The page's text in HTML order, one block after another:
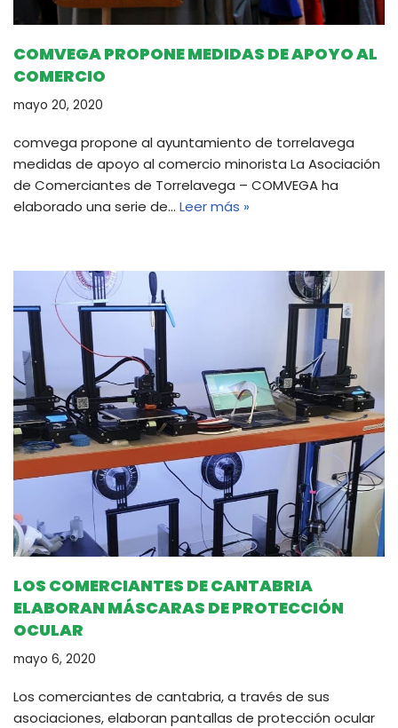
COMVEGA PROPONE MEDIDAS DE APOYO AL
COMERCIO
mayo 20, 2020
comvega propone al ayuntamiento de torrelavega
medidas de apoyo al comercio minorista La Asociación
de Comerciantes de Torrelavega – COMVEGA ha
elaborado una serie de… Leer más »
LOS COMERCIANTES DE CANTABRIA
ELABORAN MÁSCARAS DE PROTECCIÓN
OCULAR
mayo 6, 2020
Los comerciantes de cantabria, a través de sus
asociaciones, elaboran pantallas de protección ocular